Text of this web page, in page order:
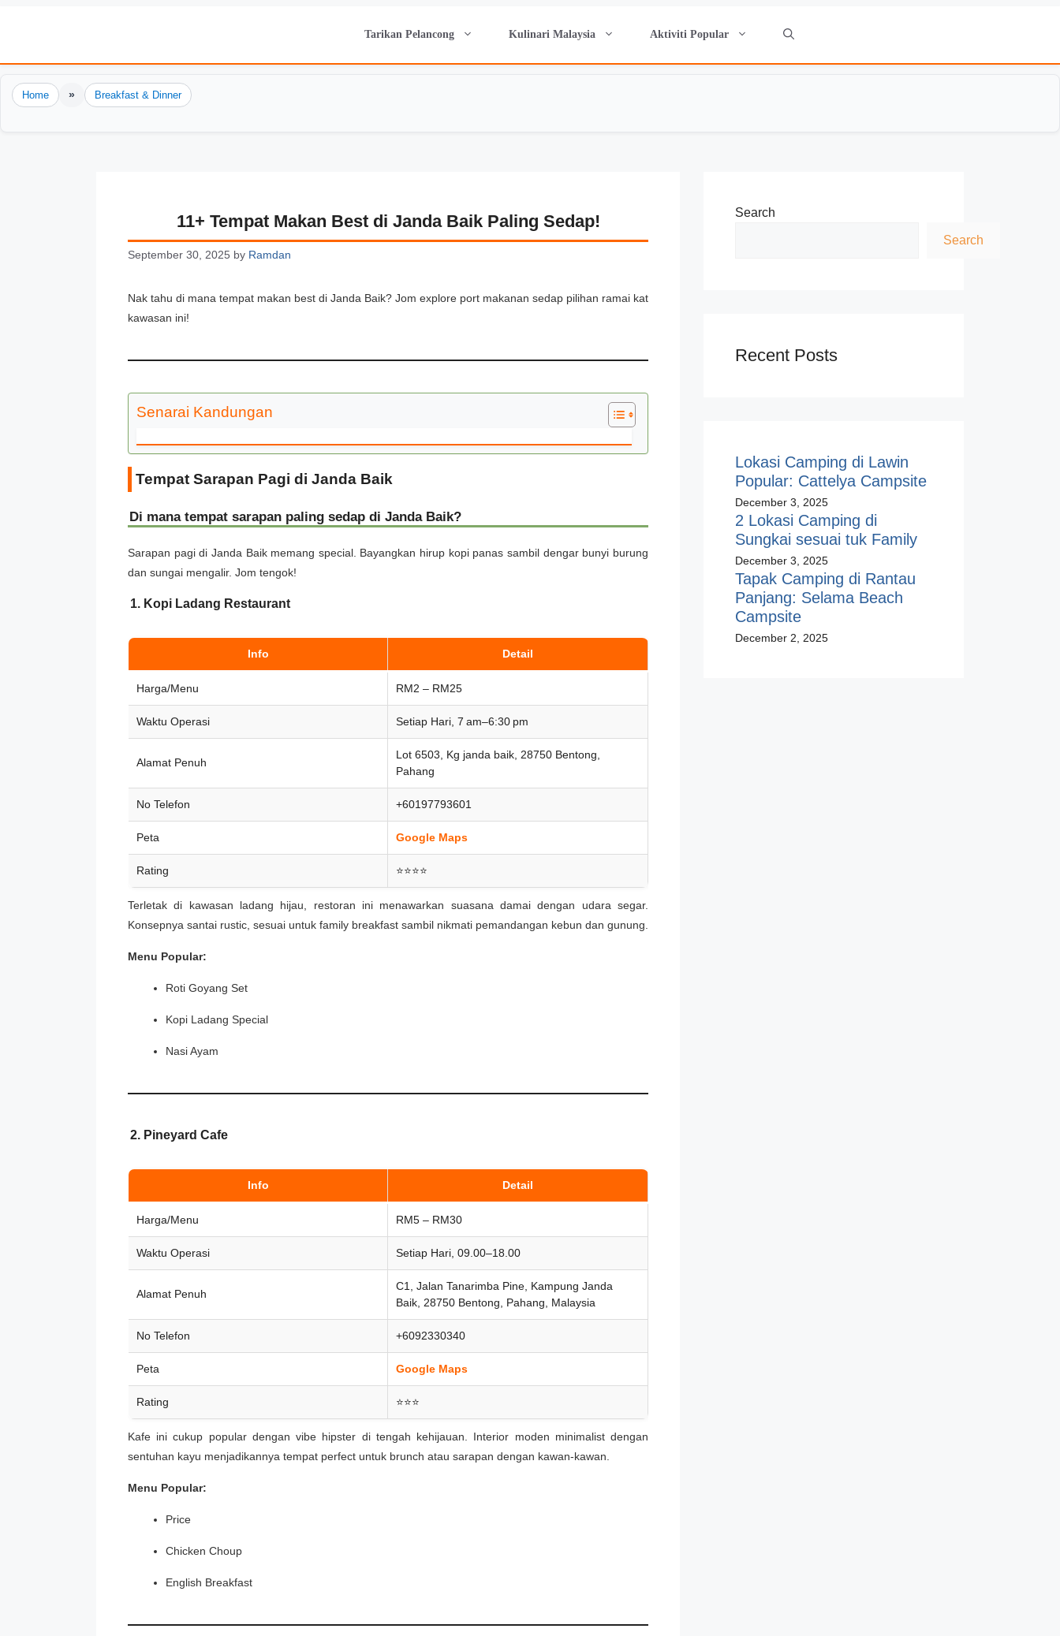
Tarikan Pelancong Kulinari Malaysia Aktiviti Popular
Home » Breakfast & Dinner
11+ Tempat Makan Best di Janda Baik Paling Sedap!
September 30, 2025 by Ramdan
Nak tahu di mana tempat makan best di Janda Baik? Jom explore port makanan sedap pilihan ramai kat
kawasan ini!
Senarai Kandungan
Tempat Sarapan Pagi di Janda Baik
Di mana tempat sarapan paling sedap di Janda Baik?
Sarapan pagi di Janda Baik memang special. Bayangkan hirup kopi panas sambil dengar bunyi burung
dan sungai mengalir. Jom tengok!
1. Kopi Ladang Restaurant
Info Detail
Harga/Menu RM2 – RM25
Waktu Operasi Setiap Hari, 7 am–6:30 pm
Alamat Penuh
Lot 6503, Kg janda baik, 28750 Bentong,
Pahang
No Telefon +60197793601
Peta Google Maps
Rating ⭐⭐⭐⭐
Terletak di kawasan ladang hijau, restoran ini menawarkan suasana damai dengan udara segar.
Konsepnya santai rustic, sesuai untuk family breakfast sambil nikmati pemandangan kebun dan gunung.
Menu Popular:
Roti Goyang Set
Kopi Ladang Special
Nasi Ayam
2. Pineyard Cafe
Info Detail
Harga/Menu RM5 – RM30
Waktu Operasi Setiap Hari, 09.00–18.00
Alamat Penuh
C1, Jalan Tanarimba Pine, Kampung Janda
Baik, 28750 Bentong, Pahang, Malaysia
No Telefon +6092330340
Peta Google Maps
Rating ⭐⭐⭐
Kafe ini cukup popular dengan vibe hipster di tengah kehijauan. Interior moden minimalist dengan
sentuhan kayu menjadikannya tempat perfect untuk brunch atau sarapan dengan kawan-kawan.
Menu Popular:
Price
Chicken Choup
English Breakfast
Search
Search
Recent Posts
Lokasi Camping di Lawin
Popular: Cattelya Campsite
December 3, 2025
2 Lokasi Camping di
Sungkai sesuai tuk Family
December 3, 2025
Tapak Camping di Rantau
Panjang: Selama Beach
Campsite
December 2, 2025